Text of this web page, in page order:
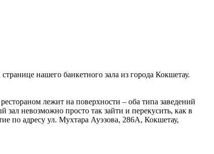
нашего банкетного зала из города Кокшетау.
лежит на поверхности – оба типа заведений
невозможно просто так зайти и перекусить, как в
по адресу ул. Мухтара Ауэзова, 286А, Кокшетау,